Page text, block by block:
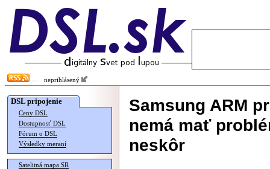
neprihlásený
DSL pripojenie
Ceny DSL
Dostupnosť DSL
Fórum o DSL
Výsledky meraní
Satelitná mapa SR
Samsung ARM
nemá mať
neskôr